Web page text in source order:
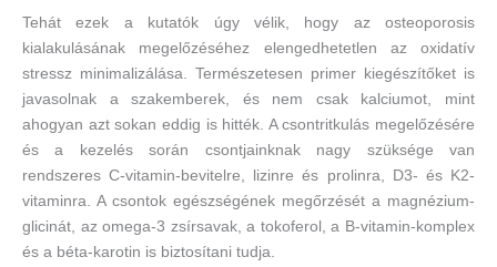
Tehát ezek a kutatók úgy vélik, hogy az osteoporosis
kialakulásának megelőzéséhez elengedhetetlen az oxidatív
stressz minimalizálása. Természetesen primer kiegészítőket is
javasolnak a szakemberek, és nem csak kalciumot, mint
ahogyan azt sokan eddig is hitték. A csontritkulás megelőzésére
és a kezelés során csontjainknak nagy szüksége van
rendszeres C-vitamin-bevitelre, lizinre és prolinra, D3- és K2-
vitaminra. A csontok egészségének megőrzését a magnézium-
glicinát, az omega-3 zsírsavak, a tokoferol, a B-vitamin-komplex
és a béta-karotin is biztosítani tudja.